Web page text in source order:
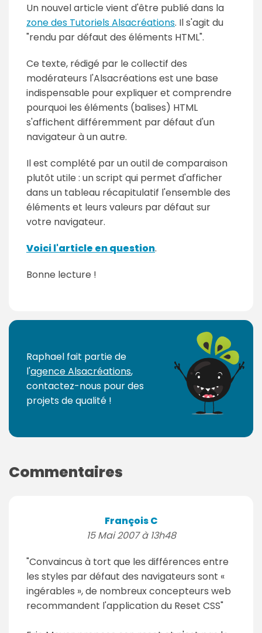
Un nouvel article vient d'être publié dans la
zone des Tutoriels Alsacréations. Il s'agit du
"rendu par défaut des éléments HTML".
Ce texte, rédigé par le collectif des
modérateurs l'Alsacréations est une base
indispensable pour expliquer et comprendre
pourquoi les éléments (balises) HTML
s'affichent différemment par défaut d'un
navigateur à un autre.
Il est complété par un outil de comparaison
plutôt utile : un script qui permet d'afficher
dans un tableau récapitulatif l'ensemble des
éléments et leurs valeurs par défaut sur
votre navigateur.
Voici l'article en question.
Bonne lecture !
Raphael fait partie de
l'agence Alsacréations,
contactez-nous pour des
projets de qualité !
Commentaires
François C
15 Mai 2007 à 13h48
"Convaincus à tort que les différences entre
les styles par défaut des navigateurs sont «
ingérables », de nombreux concepteurs web
recommandent l'application du Reset CSS"